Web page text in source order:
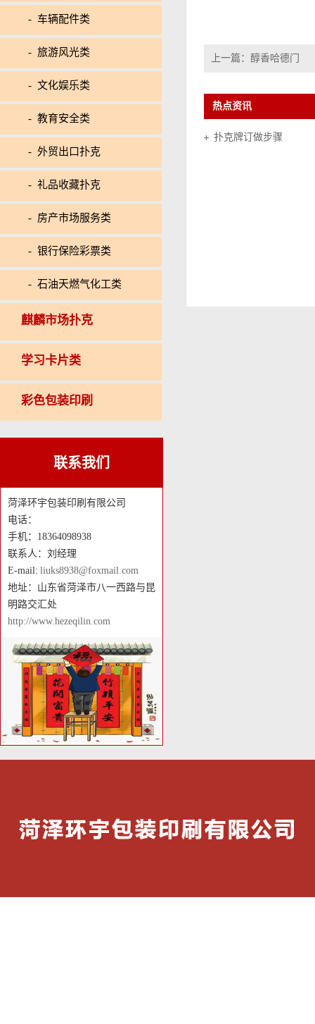
- 车辆配件类
- 旅游风光类
- 文化娱乐类
- 教育安全类
- 外贸出口扑克
- 礼品收藏扑克
- 房产市场服务类
- 银行保险彩票类
- 石油天燃气化工类
麒麟市场扑克
学习卡片类
彩色包装印刷
联系我们
菏泽环宇包装印刷有限公司
电话：
手机：18364098938
联系人：刘经理
E-mail: liuks8938@foxmail.com
地址：山东省菏泽市八一西路与昆
明路交汇处
http://www.hezeqilin.com
上一篇： 醇香哈德门
热点资讯
扑克牌订做步骤